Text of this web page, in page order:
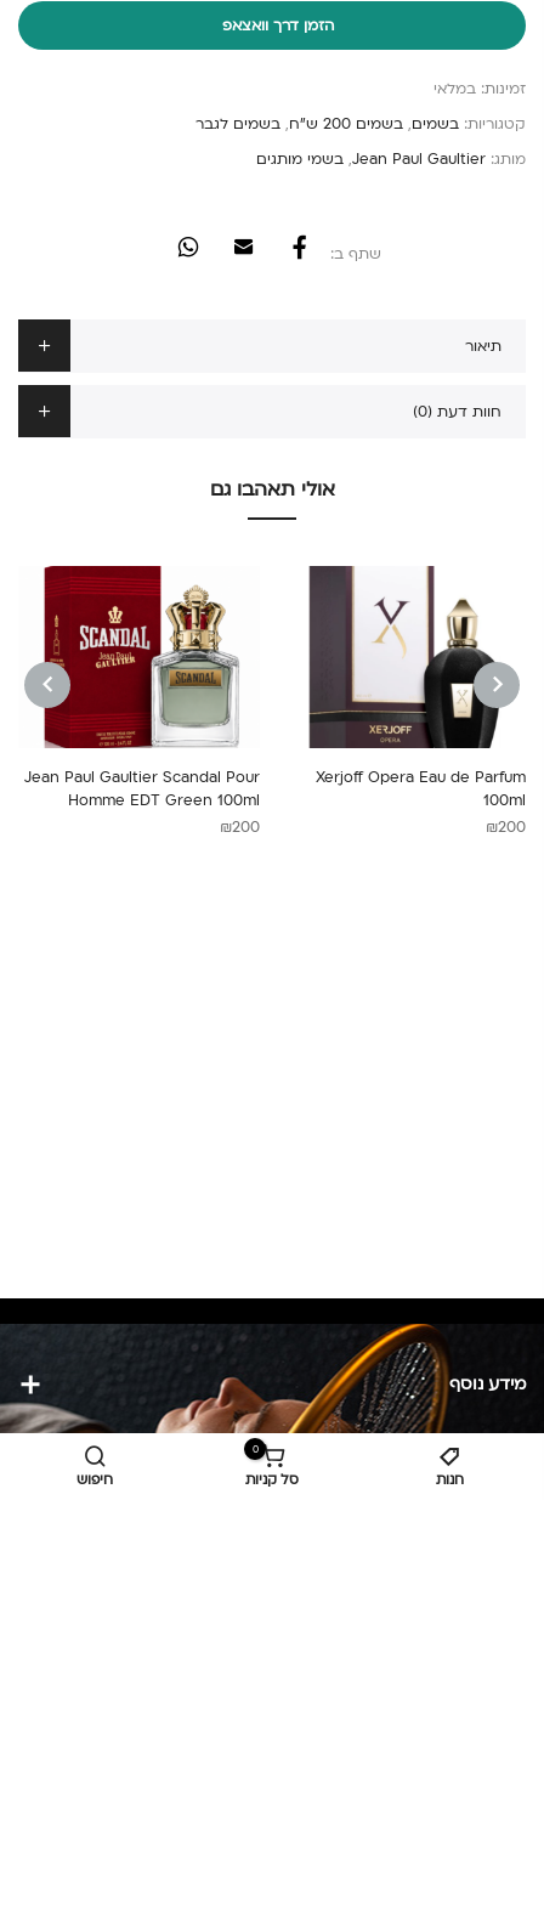
הזמן דרך וואצאפ
זמינות: במלאי
קטגוריות: בשמים, בשמים 200 ש"ח , בשמים לגבר
מותג: Jean Paul Gaultier
, בשמי מותגים
שתף ב:
תיאור
חוות דעת (0)
אולי תאהבו גם
PREVIOUS
Xerjoff Opera Eau de Parfum
100ml
₪200
Jean Paul Gaultier Scandal Pour
Homme EDT Green 100ml
₪200
NEXT
מידע נוסף
כביש ראשי,
חנות
0
סל קניות חיפוש